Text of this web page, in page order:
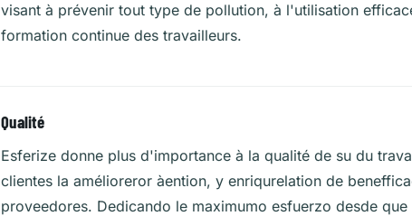
visant à prévenir tout type de pollution, à l'utilisation
formation continue des travailleurs.
Qualité
Esferize donne plus d'importance à la qualité de su du
clientes la amélioreror àention, y enriqurelation de
proveedores. Dedicando le maximumo esfuerzo desde